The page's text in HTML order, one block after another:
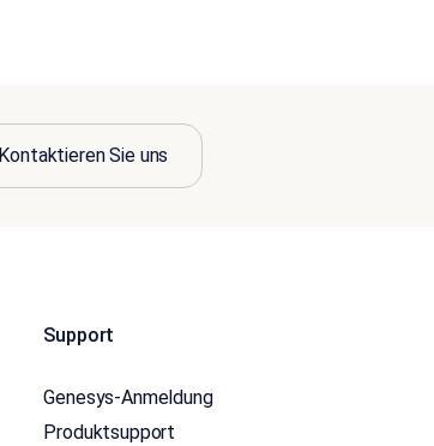
Kontaktieren Sie uns
Support
Genesys-Anmeldung
Produktsupport